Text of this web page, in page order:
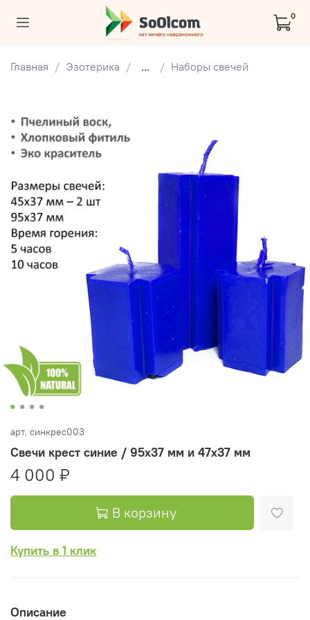
0
Главная Эзотерика ... Наборы свечей
арт. синкрес003
Свечи крест синие / 95х37 мм и 47х37 мм
4 000 ₽
В корзину
Купить в 1 клик
Описание